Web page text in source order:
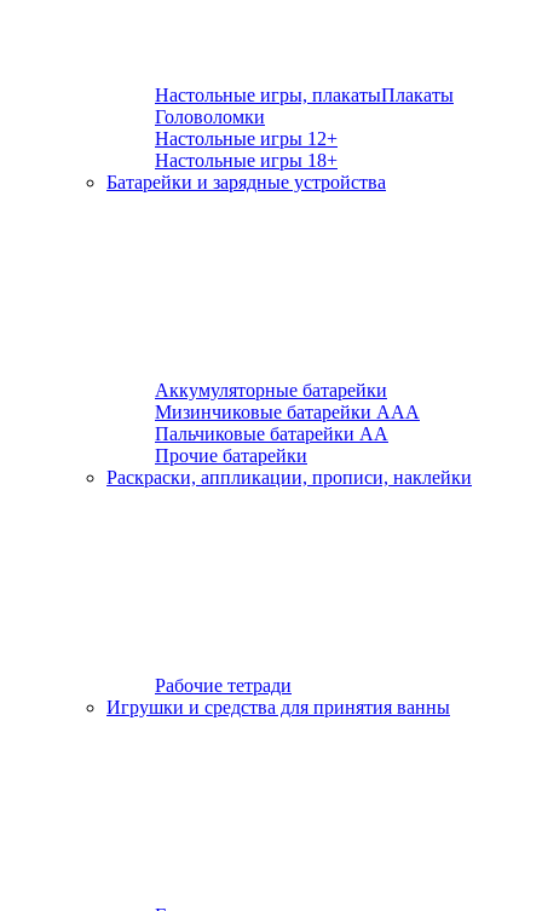
Настольные игры, плакатыПлакаты
Головоломки
Настольные игры 12+
Настольные игры 18+
Батарейки и зарядные устройства
Аккумуляторные батарейки
Мизинчиковые батарейки ААА
Пальчиковые батарейки АА
Прочие батарейки
Раскраски, аппликации, прописи, наклейки
Рабочие тетради
Игрушки и средства для принятия ванны